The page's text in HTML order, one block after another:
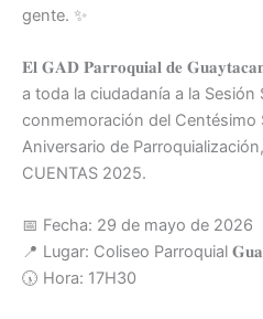
gente. ✨
𝐄𝐥 𝐆𝐀𝐃 𝐏𝐚𝐫𝐫𝐨𝐪𝐮𝐢𝐚𝐥 𝐝𝐞
a toda la ciudadanía a la Sesión
conmemoración del Centésimo
Aniversario de
CUENTAS 2025.
📅 Fecha: 29 de mayo de 2026
📍 Lugar: Coliseo Parroquial
🕠 Hora: 17H30